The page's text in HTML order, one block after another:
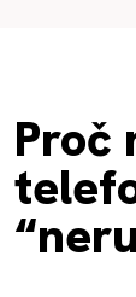
Proč